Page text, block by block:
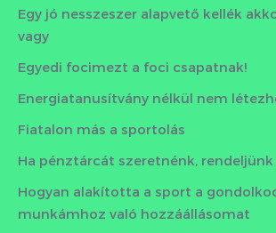
Egy jó nesszeszer alapvető kellék
vagy
Egyedi focimezt a foci csapatnak!
Energiatanusítvány nélkül nem
Fiatalon más a sportolás
Ha pénztárcát szeretnénk, rendeljünk
Hogyan alakította a sport a
munkámhoz való hozzáállásomat